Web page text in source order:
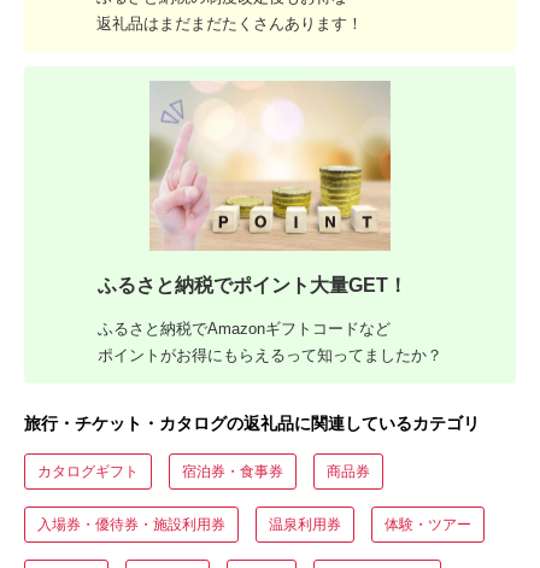
返礼品はまだまだたくさんあります！
ふるさと納税でポイント大量GET！
ふるさと納税でAmazonギフトコードなど
ポイントがお得にもらえるって知ってましたか？
旅行・チケット・カタログの返礼品に関連しているカテゴリ
カタログギフト 宿泊券・食事券 商品券
入場券・優待券・施設利用券 温泉利用券 体験・ツアー